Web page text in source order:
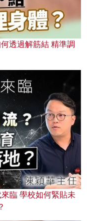
透過解筋結 精準調
臨 學校如何緊貼未